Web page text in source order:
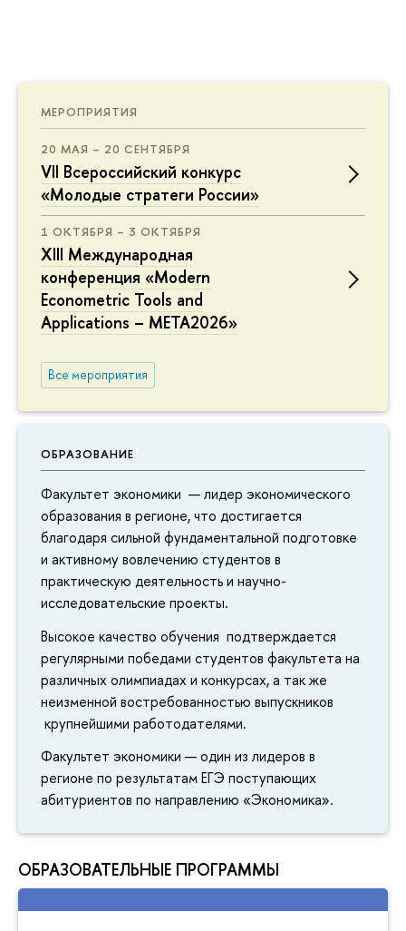
МЕРОПРИЯТИЯ
20 МАЯ – 20 СЕНТЯБРЯ
VII Всероссийский конкурс
«Молодые стратеги России»
1 ОКТЯБРЯ – 3 ОКТЯБРЯ
XIII Международная
конференция «Modern
Econometric Tools and
Applications – META2026»
Все мероприятия
ОБРАЗОВАНИЕ
Факультет экономики — лидер экономического
образования в регионе, что достигается
благодаря сильной фундаментальной подготовке
и активному вовлечению студентов в
практическую деятельность и научно-
исследовательские проекты.
Высокое качество обучения подтверждается
регулярными победами студентов факультета на
различных олимпиадах и конкурсах, а так же
неизменной востребованностью выпускников
крупнейшими работодателями.
Факультет экономики — один из лидеров в
регионе по результатам ЕГЭ поступающих
абитуриентов по направлению «Экономика».
ОБРАЗОВАТЕЛЬНЫЕ ПРОГРАММЫ